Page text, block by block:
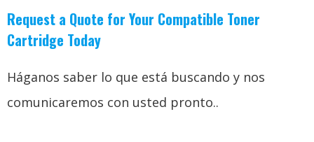
Request a Quote for Your Compatible Toner
Cartridge Today
Háganos saber lo que está buscando y nos
comunicaremos con usted pronto..